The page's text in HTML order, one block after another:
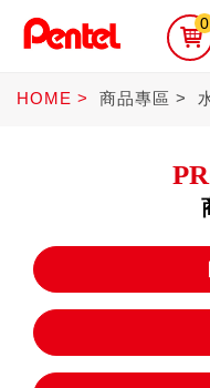
0
HOME 商品專區